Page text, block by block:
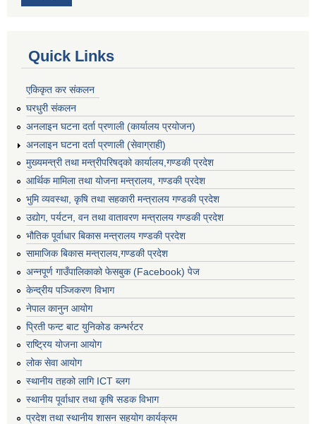
Quick Links
एकिकृत कर संकलन
घरधुरी संकलन
अनलाइन घटना दर्ता प्रणाली (कार्यालय प्रयोजन)
अनलाइन घटना दर्ता प्रणाली (सेवाग्राही)
मुख्यमन्त्री तथा मन्त्रीपरिषद्को कार्यालय,गण्डकी प्रदेश
आर्थिक मामिला तथा योजना मन्त्रालय, गण्डकी प्रदेश
भुमि व्यवस्था, कृषि तथा सहकारी मन्त्रालय गण्डकी प्रदेश
उद्योग, पर्यटन, वन तथा वातावरण मन्त्रालय गण्डकी प्रदेश
भौतिक पूर्वाधार बिकास मन्त्रालय गण्डकी प्रदेश
सामाजिक बिकास मन्त्रालय,गण्डकी प्रदेश
अन्नपूर्ण गाउँपालिकाको फेसबुक (Facebook) पेज
केन्द्रीय पञ्जिकरण विभाग
नेपाल कानुन आयोग
प्रिती फन्ट बाट युनिकोड कन्भर्रटर
राष्ट्रिय योजना आयोग
लोक सेवा आयोग
स्थानीय तहको लागि ICT ब्लग
स्थानीय पूर्वाधार तथा कृषि सडक विभाग
प्रदेश तथा स्थानीय शासन सहयोग कार्यक्रम